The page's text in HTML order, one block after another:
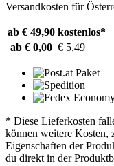
Versandkosten für
ab € 49,90 kostenlos*
ab € 0,00 € 5,49
* Diese Lieferkosten
können weitere Kosten,
Eigenschaften der
du direkt in der